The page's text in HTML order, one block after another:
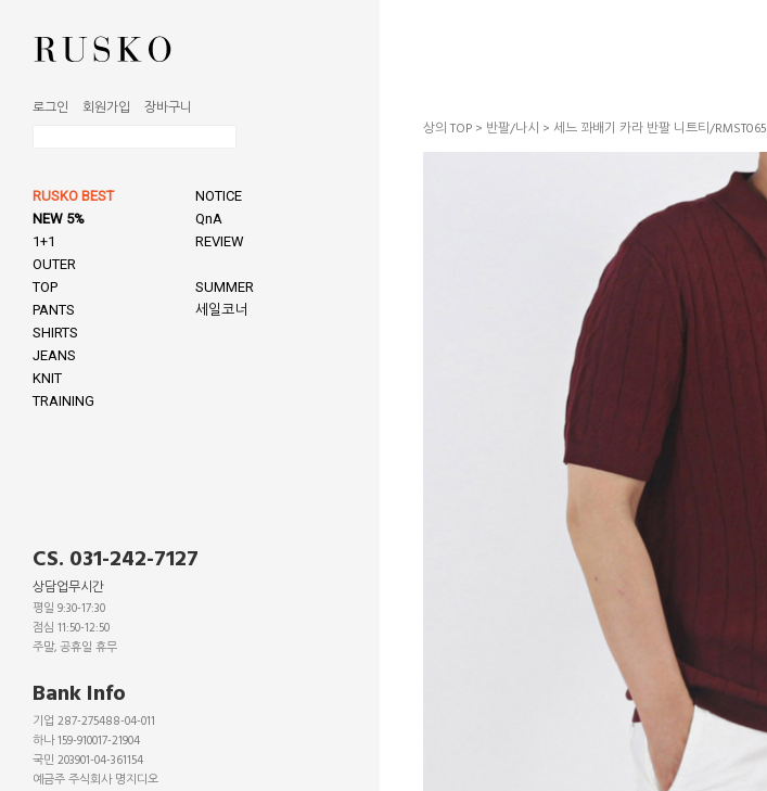
로그인 회원가입 장바구니
RUSKO BEST
NEW 5%
1+1
OUTER
TOP
PANTS
SHIRTS
JEANS
KNIT
TRAINING
NOTICE
QnA
REVIEW
SUMMER
세일코너
CS. 031-242-7127
상담업무시간
평일 9:30-17:30
점심 11:50-12:50
주말, 공휴일 휴무
Bank Info
기업 287-275488-04-011
하나 159-910017-21904
국민 203901-04-361154
예금주 주식회사 명지디오
상의 TOP > 반팔/나시 > 세느 꽈배기 카라 반팔 니트티/RMST065